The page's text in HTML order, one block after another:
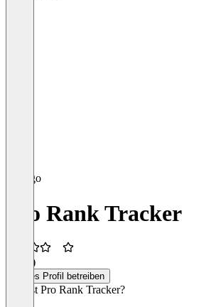
Pro Rank Tracker
(3)
Dieses Profil betreiben
Was ist Pro Rank Tracker?